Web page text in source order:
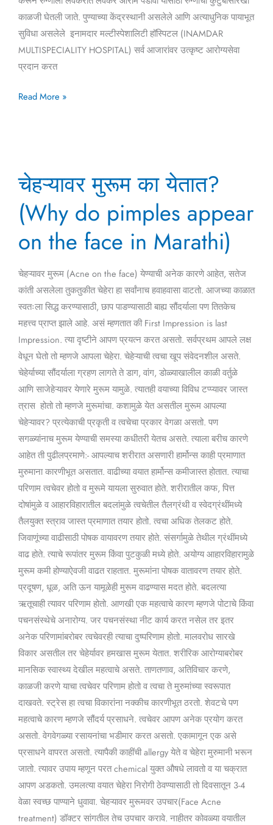
काळजी घेतली जाते. पुण्याच्या केंद्रस्थानी असलेले आणि अत्याधुनिक पायाभूत
सुविधा असलेले इनामदार मल्टीस्पेशालिटी हॉस्पिटल (INAMDAR
MULTISPECIALITY HOSPITAL) सर्व आजारांवर उत्कृष्ट आरोग्यसेवा
प्रदान करत
Read More »
चेहऱ्यावर मुरूम का येतात?
(Why do pimples appear
on the face in Marathi)
चेहऱ्यावर मुरूम (Acne on the face) येण्याची अनेक कारणे आहेत, सतेज
कांती असलेला तुकतुकीत चेहेरा हा सर्वांनाच हवाहवासा वाटतो. आजच्या काळात
स्वतःला सिद्ध करण्यासाठी, छाप पाडण्यासाठी बाह्य सौंदर्याला पण तितकेच
महत्त्व प्राप्त झाले आहे. असं म्हणतात की First Impression is last
Impression. त्या दृष्टीने आपण प्रयत्न करत असतो. सर्वप्रथम आपले लक्ष
वेधून घेतो तो म्हणजे आपला चेहेरा. चेहेऱ्याची त्वचा खूप संवेदनशील असते.
चेहेर्याच्या सौंदर्याला ग्रहण लागते ते डाग, वांग, डोळ्याखालील काळी वर्तुळे
आणि साजेहेऱ्यावर येणारे मुरूम यामुळे. त्यातही वयाच्या विविध टप्प्यावर जास्त
त्रास होतो तो म्हणजे मुरूमांचा. कशामुळे येत असतील मुरूम आपल्या
चेहेऱ्यावर? प्रत्येकाची प्रकृती व त्वचेचा प्रकार वेगळा असतो. पण
सगळ्यांनाच मुरूम येण्याची समस्या कधीतरी येतच असते. त्याला बरीच कारणे
आहेत ती पुढीलप्रमाणे:- आपल्याच शरीरात असणारी हार्मोन्स काही प्रमाणात
मुरुमाना कारणीभूत असतात. वाढीच्या वयात हार्मोन्स कमीजास्त होतात. त्याचा
परिणाम त्वचेवर होतो व मुरूमे यायला सुरुवात होते. शरीरातील कफ, पित्त
दोषांमुळे व आहारविहारातील बदलांमुळे त्वचेतील तैलग्रंथी व स्वेदग्रंथींमध्ये
तैलयुक्त स्त्राव जास्त प्रमाणात तयार होतो. त्वचा अधिक तेलकट होते.
जिवाणूंच्या वाढीसाठी पोषक वायावरण तयार होते. संसर्गामुळे तेथील ग्रंथींमध्ये
वाढ होते. त्याचे रूपांतर मुरूम किंवा पुटकुळी मध्ये होते. अयोग्य आहारविहारामुळे
मुरूम कमी होण्याऐवजी वाढत राहतात. मुरूमांना पोषक वातावरण तयार होते.
प्रदूषण, धूळ, अति ऊन यामूळेही मुरूम वाढण्यास मदत होते. बदलत्या
ऋतूचाही त्यावर परिणाम होतो. आणखी एक महत्वाचे कारण म्हणजे पोटाचे किंवा
पचनसंस्थेचे अनारोग्य. जर पचनसंस्था नीट कार्य करत नसेल तर इतर
अनेक परिणामांबरोबर त्वचेवरही त्याचा दुष्परिणाम होतो. मालवरोध सारखे
विकार असतील तर चेहेर्यावर हमखास मुरूम येतात. शरीरिक आरोग्याबरोबर
मानसिक स्वास्थ्य देखील महत्वाचे असते. ताणतणाव, अतिविचार करणे,
काळजी करणे याचा त्वचेवर परिणाम होतो व त्वचा ते मुरुमांच्या स्वरूपात
दाखवते. स्ट्रेस हा त्वचा विकारांना नक्कीच कारणीभूत ठरतो. शेवटचे पण
महत्वाचे कारण म्हणजे सौंदर्य प्रसाधने. त्वचेवर आपण अनेक प्रयोग करत
असतो. वेगवेगळ्या रसायनांचा भडीमार करत असतो. एकामागून एक असे
प्रसाधने वापरत असतो. त्यापैकी काहींची allergy येते व चेहेरा मुरुमानी भरून
जातो. त्यावर उपाय म्हणून परत chemical युक्त औषधे लावतो व या चक्रात
आपण अडकतो. उमलत्या वयात चेहेरा निरोगी ठेवण्यासाठी तो दिवसातून 3-4
वेळा स्वच्छ पाण्याने धुवावा. चेहऱ्यावर मुरूमवर उपचार(Face Acne
treatment) डॉक्टर सांगतील तेच उपचार करावे. नाहीतर कोवळ्या वयातील
मुरूम
येतात?
do
appear
on
the
face
in
Marathi)